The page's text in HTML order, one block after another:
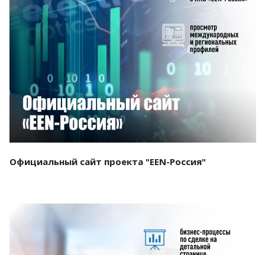
Смотреть проект
Официальный сайт проекта "EEN-Россия"